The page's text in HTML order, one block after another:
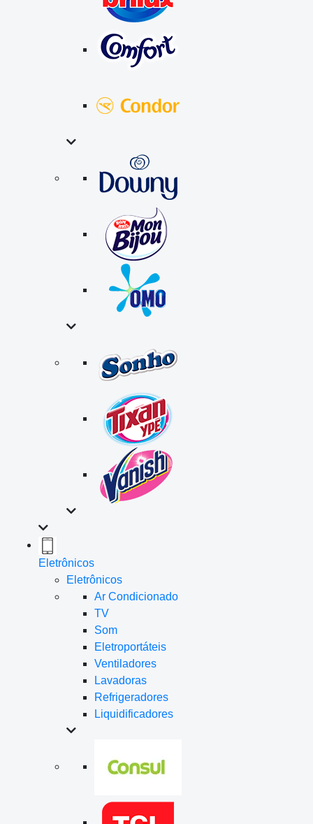
Eletrônicos
Eletrônicos
Ar Condicionado
TV
Som
Eletroportáteis
Ventiladores
Lavadoras
Refrigeradores
Liquidificadores